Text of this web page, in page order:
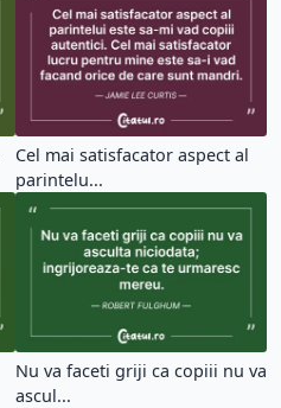
Cel mai satisfacator aspect al
parintelu...
Nu va faceti griji ca copiii nu va
ascul...